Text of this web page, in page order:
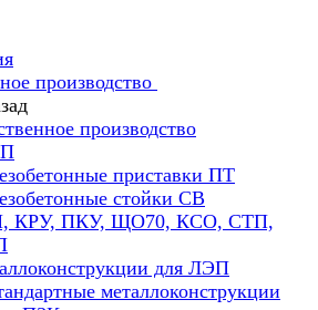
производство
производство
приставки ПТ
стойки СВ
КРУ, ПКУ, ЩО70, КСО, СТП,
для ЛЭП
металлоконструкции